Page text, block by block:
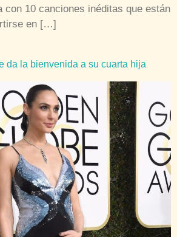
con 10 canciones inéditas que están
en […]
da la bienvenida a su cuarta hija